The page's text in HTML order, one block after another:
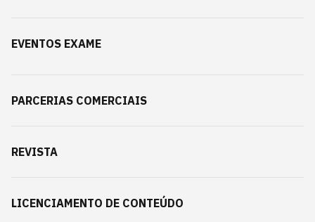
EVENTOS EXAME
PARCERIAS COMERCIAIS
REVISTA
LICENCIAMENTO DE CONTEÚDO